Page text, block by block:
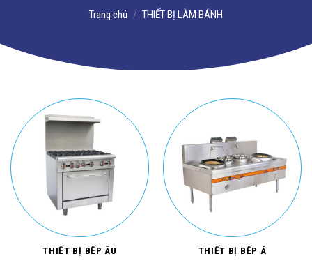
Trang chủ / THIẾT BỊ LÀM BÁNH
THIẾT BỊ BẾP ÂU THIẾT BỊ BẾP Á